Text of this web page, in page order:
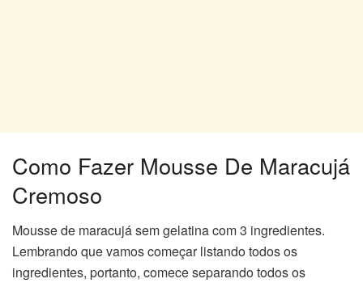
Como Fazer Mousse De Maracujá
Cremoso
Mousse de maracujá sem gelatina com 3 ingredientes.
Lembrando que vamos começar listando todos os
ingredientes, portanto, comece separando todos os